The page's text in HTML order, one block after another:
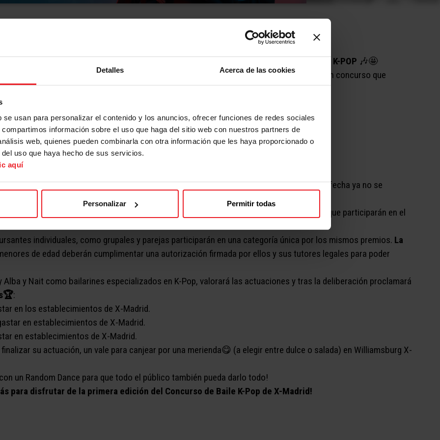
Detalles Acerca de las cookies
usan para personalizar el contenido y los anuncios, ofrecer funciones de redes sociales
información sobre el uso que haga del sitio web con nuestros partners de
web, quienes pueden combinarla con otra información que les haya proporcionado o
uso que haya hecho de sus servicios.
aquí
Personalizar Permitir todas
2024
En la edición del CONCURSO DE BAILE K-POP 🎶​🤩​
competidores se dejarán la piel para demostrar sus habilidades sobre el escenario en un concurso que
a través deeste formulariohasta el miércoles 15 de mayo de 2024pasada esta fecha ya no se
que cumplir los requisitos que se incluyen en las Bases Legales*.
cumplan con las condiciones de pre-inscripción, se seleccionará a los
que participarán en el
han sido los seleccionados al menos 5 días antes del concurso.
individuales, como grupales y parejas participarán en una categoría única por los mismos premios. La
de edad deberán cumplimentar una autorización firmada por ellos y sus tutores legales para poder
y Nait como bailarines especializados en K-Pop, valorará las actuaciones y tras la deliberación proclamará
:
en los establecimientos de X-Madrid.
en establecimientos de X-Madrid.
en establecimientos de X-Madrid.
su actuación, un vale para canjear por una merienda😋​ (a elegir entre dulce o salada) en Williamsburg X-
un Random Dance para que todo el público también pueda darlo todo!
para disfrutar de la primera edición del Concurso de Baile K-Pop de X-Madrid!